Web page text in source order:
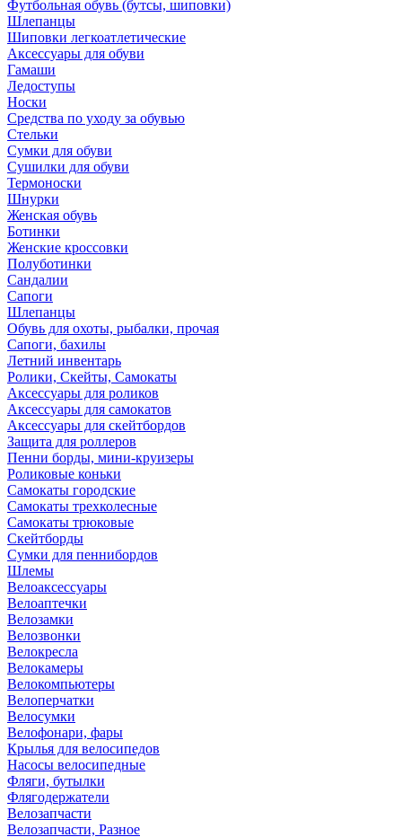
Футбольная обувь (бутсы, шиповки)
Шлепанцы
Шиповки легкоатлетические
Аксессуары для обуви
Гамаши
Ледоступы
Носки
Средства по уходу за обувью
Стельки
Сумки для обуви
Сушилки для обуви
Термоноски
Шнурки
Женская обувь
Ботинки
Женские кроссовки
Полуботинки
Сандалии
Сапоги
Шлепанцы
Обувь для охоты, рыбалки, прочая
Сапоги, бахилы
Летний инвентарь
Ролики, Скейты, Самокаты
Аксессуары для роликов
Аксессуары для самокатов
Аксессуары для скейтбордов
Защита для роллеров
Пенни борды, мини-круизеры
Роликовые коньки
Самокаты городские
Самокаты трехколесные
Самокаты трюковые
Скейтборды
Сумки для пеннибордов
Шлемы
Велоаксессуары
Велоаптечки
Велозамки
Велозвонки
Велокресла
Велокамеры
Велокомпьютеры
Велоперчатки
Велосумки
Велофонари, фары
Крылья для велосипедов
Насосы велосипедные
Фляги, бутылки
Флягодержатели
Велозапчасти
Велозапчасти, Разное